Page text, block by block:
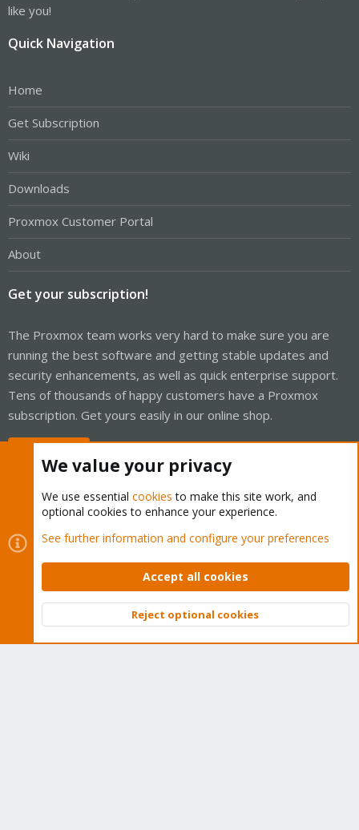
like you!
Quick Navigation
Home
Get Subscription
Wiki
Downloads
Proxmox Customer Portal
About
Get your subscription!
The Proxmox team works very hard to make sure you are
running the best software and getting stable updates and
security enhancements, as well as quick enterprise support.
Tens of thousands of happy customers have a Proxmox
subscription. Get yours easily in our online shop.
Cookies
Proxmox Support Forum - Light Mode
Contact us
Terms and rules Privacy policy Help Home
Community platform by XenForo © 2010-2026 XenForo Ltd.
Top
We value your privacy
We use essential cookies to make this site work, and
optional cookies to enhance your experience.
See further information and configure your preferences
Accept all cookies
Reject optional cookies